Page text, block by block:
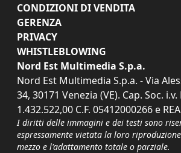
CONDIZIONI DI VENDITA
GERENZA
PRIVACY
WHISTLEBLOWING
Nord Est Multimedia S.p.a.
Nord Est Multimedia S.p.a. - Via
34, 30171 Venezia (VE). Cap. Soc. i.v.
1.432.522,00 C.F. 05412000266 e
I diritti delle immagini e dei testi sono
espressamente vietata la loro
mezzo e l'adattamento totale o parziale.